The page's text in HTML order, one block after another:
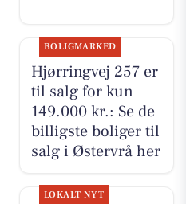
BOLIGMARKED
Hjørringvej 257 er
til salg for kun
149.000 kr.: Se de
billigste boliger til
salg i Østervrå her
LOKALT NYT